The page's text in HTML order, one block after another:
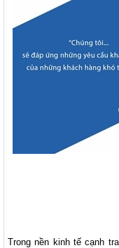
Trong nền kinh tế cạnh